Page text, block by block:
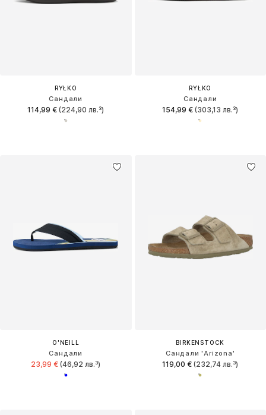
RYŁKO
Сандали
114,99 € (224,90 лв.³)
RYŁKO
Сандали
154,99 € (303,13 лв.³)
O'NEILL
Сандали
23,99 € (46,92 лв.³)
BIRKENSTOCK
Сандали 'Arizona'
119,00 € (232,74 лв.³)